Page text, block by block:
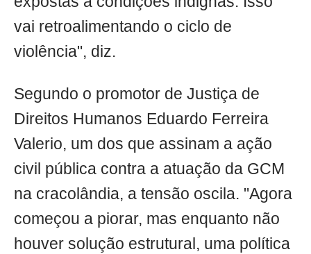
vai retroalimentando o ciclo de
violência", diz.
Segundo o promotor de Justiça de
Direitos Humanos Eduardo Ferreira
Valerio, um dos que assinam a ação
civil pública contra a atuação da GCM
na cracolândia, a tensão oscila. "Agora
começou a piorar, mas enquanto não
houver solução estrutural, uma política